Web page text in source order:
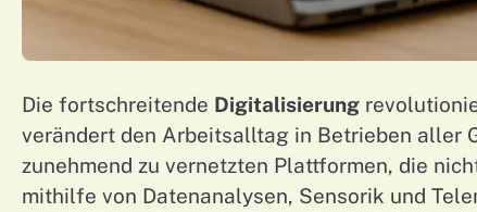
Die fortschreitende Digitalisierung
verändert den Arbeitsalltag in Betrieben aller
zunehmend zu vernetzten Plattformen, die
mithilfe von Datenanalysen, Sensorik und